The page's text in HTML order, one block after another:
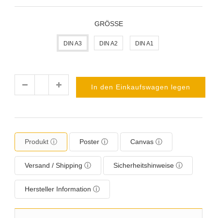
GRÖSSE
DIN A3 DIN A2 DIN A1
In den Einkaufswagen legen
Produkt ⓘ Poster ⓘ Canvas ⓘ
Versand / Shipping ⓘ Sicherheitshinweise ⓘ
Hersteller Information ⓘ